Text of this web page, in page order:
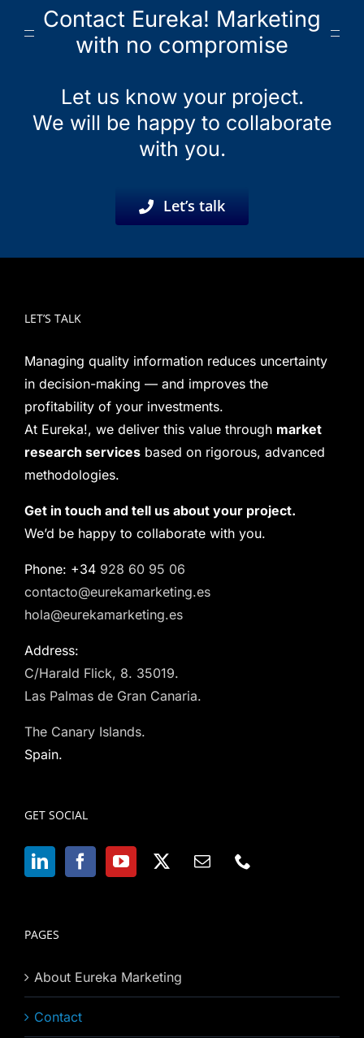
Contact Eureka! Marketing
with no compromise
Let us know your project.
We will be happy to collaborate
with you.
Let’s talk
LET’S TALK
Managing quality information reduces uncertainty
in decision-making — and improves the
profitability of your investments.
At Eureka!, we deliver this value through market
research services based on rigorous, advanced
methodologies.
Get in touch and tell us about your project.
We’d be happy to collaborate with you.
Phone: +34 928 60 95 06
contacto@eurekamarketing.es
hola@eurekamarketing.es
Address:
C/Harald Flick, 8. 35019.
Las Palmas de Gran Canaria.
The Canary Islands.
Spain.
GET SOCIAL
PAGES
About Eureka Marketing
Contact